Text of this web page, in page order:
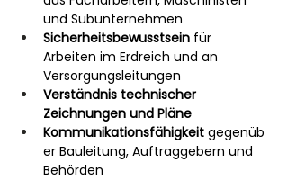
und Subunternehmen
Sicherheitsbewusstsein für
Arbeiten im Erdreich und an
Versorgungsleitungen
Verständnis technischer
Zeichnungen und Pläne
Kommunikationsfähigkeit gegenüb
er Bauleitung, Auftraggebern und
Behörden